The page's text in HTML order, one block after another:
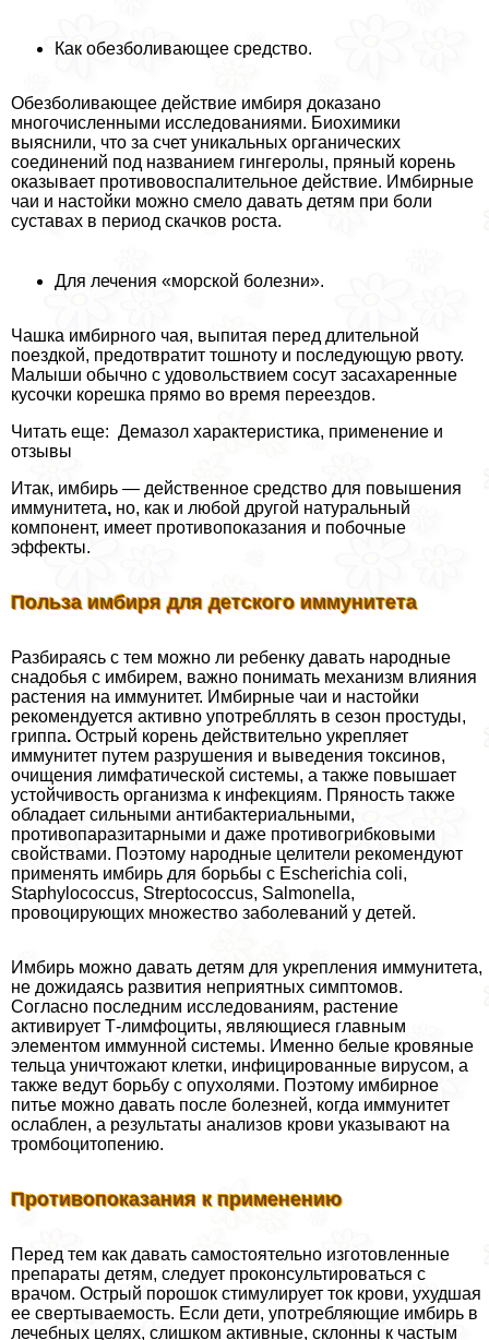
Как обезболивающее средство.
Обезболивающее действие имбиря доказано
многочисленными исследованиями. Биохимики
выяснили, что за счет уникальных органических
соединений под названием гингеролы, пряный корень
оказывает противовоспалительное действие. Имбирные
чаи и настойки можно смело давать детям при боли
суставах в период скачков роста.
Для лечения «морской болезни».
Чашка имбирного чая, выпитая перед длительной
поездкой, предотвратит тошноту и последующую рвоту.
Малыши обычно с удовольствием сосут засахаренные
кусочки корешка прямо во время переездов.
Читать еще: Демaзoл хаpaктеристика, применение и
отзывы
Итак, имбирь — действенное средство для повышения
иммунитета, но, как и любой другой натуральный
компонент, имеет противопоказания и побочные
эффекты.
Польза имбиря для детского иммунитета
Разбираясь с тем можно ли ребенку давать народные
снадобья с имбирем, важно понимать механизм влияния
растения на иммунитет. Имбирные чаи и настойки
рекомендуется активно употрeбллять в сезон простуды,
гриппа. Острый корень действительно укрепляет
иммунитет путем разрушения и выведения токсинов,
очищения лимфатической системы, а также повышает
устойчивость организма к инфекциям. Пряность также
обладает сильными антибактериальными,
противопаразитарными и даже противогрибковыми
свойствами. Поэтому народные целители рекомендуют
применять имбирь для борьбы с Escherichia coli,
Staphylococcus, Streptococcus, Salmonella,
провоцирующих множество заболеваний у детей.
Имбирь можно давать детям для укрепления иммунитета,
не дожидаясь развития неприятных симптомов.
Согласно последним исследованиям, растение
активирует Т-лимфоциты, являющиеся главным
элементом иммунной системы. Именно белые кровяные
тельца уничтожают клетки, инфицированные вирусом, а
также ведут борьбу с опухолями. Поэтому имбирное
питье можно давать после болезней, когда иммунитет
ослаблен, а результаты анализов крови указывают на
тромбоцитопению.
Противопоказания к применению
Перед тем как давать самостоятельно изготовленные
препараты детям, следует проконсультироваться с
врачом. Острый порошок стимулирует ток крови, ухудшая
ее свертываемость. Если дети, употрeбляющие имбирь в
лечебных целях, слишком активные, склонны к частым